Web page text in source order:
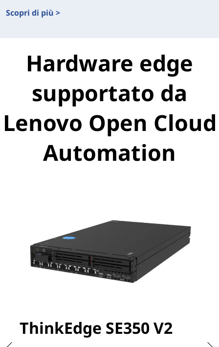
Scopri di più >
Hardware edge
supportato da
Lenovo Open Cloud
Automation
ThinkEdge SE350 V2